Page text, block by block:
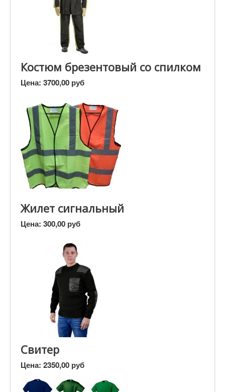
Костюм брезентовый со спилком
Цена: 3700,00 руб
Жилет сигнальный
Цена: 300,00 руб
Свитер
Цена: 2350,00 руб